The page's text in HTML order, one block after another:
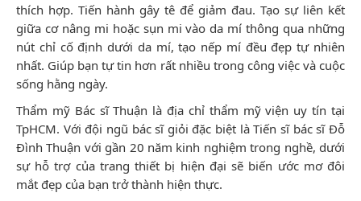
thích hợp. Tiến hành gây tê để giảm đau. Tạo sự liên kết
giữa cơ nâng mi hoặc sụn mi vào da mí thông qua những
nút chỉ cố định dưới da mí, tạo nếp mí đều đẹp tự nhiên
nhất. Giúp bạn tự tin hơn rất nhiều trong công việc và cuộc
sống hằng ngày.
Thẩm mỹ Bác sĩ Thuận là địa chỉ thẩm mỹ viện uy tín tại
TpHCM. Với đội ngũ bác sĩ giỏi đặc biệt là Tiến sĩ bác sĩ Đỗ
Đình Thuận với gần 20 năm kinh nghiệm trong nghề, dưới
sự hỗ trợ của trang thiết bị hiện đại sẽ biến ước mơ đôi
mắt đẹp của bạn trở thành hiện thực.